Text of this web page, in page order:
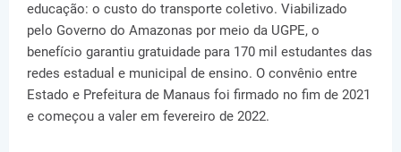
educação: o custo do transporte coletivo. Viabilizado
pelo Governo do Amazonas por meio da UGPE, o
benefício garantiu gratuidade para 170 mil estudantes das
redes estadual e municipal de ensino. O convênio entre
Estado e Prefeitura de Manaus foi firmado no fim de 2021
e começou a valer em fevereiro de 2022.